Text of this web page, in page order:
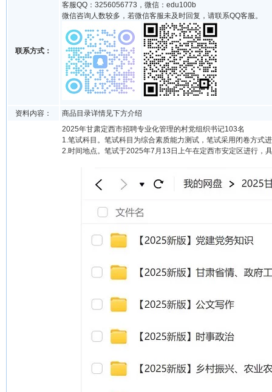
联系方式：
客服QQ：3256056773，微信：edu100b
微信咨询人数较多，若微信客服未及时回复，请联系QQ客服。
资料内容：
商品目录详情见下方介绍
2025年甘肃定西市招聘专业化管理的村党组织书记103名
1.笔试科目。笔试科目为综合素质能力测试，笔试采用闭卷方式
2.时间地点。笔试于2025年7月13日上午在定西市安定区进行，